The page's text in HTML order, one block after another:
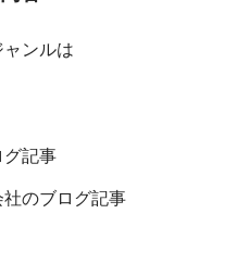
ンルは
グ記事
のブログ記事